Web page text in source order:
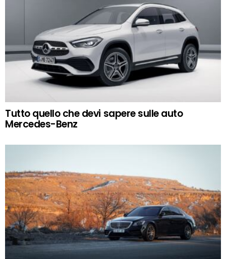
Tutto quello che devi sapere sulle auto
Mercedes-Benz